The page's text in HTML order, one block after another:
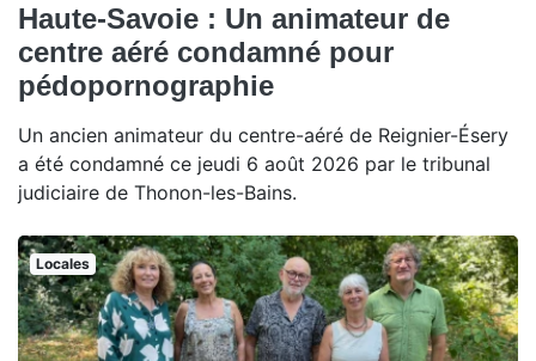
Haute-Savoie : Un animateur de
centre aéré condamné pour
pédopornographie
Un ancien animateur du centre-aéré de Reignier-Ésery
a été condamné ce jeudi 6 août 2026 par le tribunal
judiciaire de Thonon-les-Bains.
Locales